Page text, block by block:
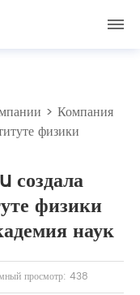
> Компания
физики
физики
наук
просмотр: 438